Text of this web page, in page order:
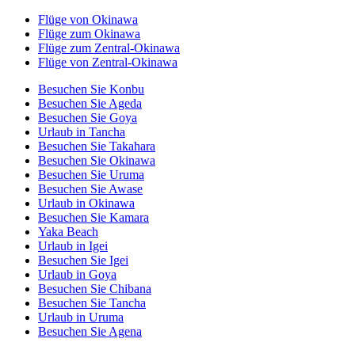
Flüge von Okinawa
Flüge zum Okinawa
Flüge zum Zentral-Okinawa
Flüge von Zentral-Okinawa
Besuchen Sie Konbu
Besuchen Sie Ageda
Besuchen Sie Goya
Urlaub in Tancha
Besuchen Sie Takahara
Besuchen Sie Okinawa
Besuchen Sie Uruma
Besuchen Sie Awase
Urlaub in Okinawa
Besuchen Sie Kamara
Yaka Beach
Urlaub in Igei
Besuchen Sie Igei
Urlaub in Goya
Besuchen Sie Chibana
Besuchen Sie Tancha
Urlaub in Uruma
Besuchen Sie Agena